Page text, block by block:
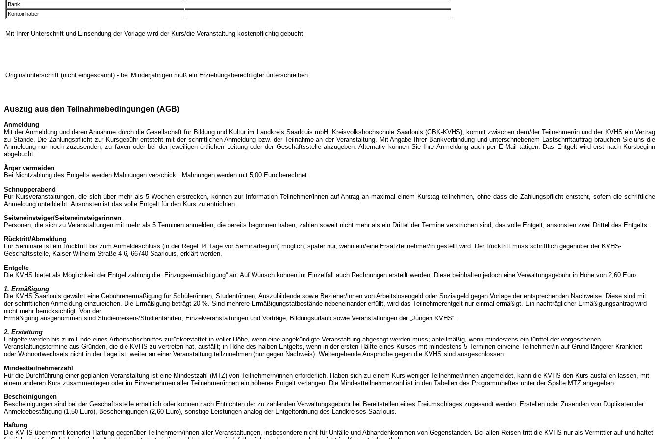
Bank
Kontoinhaber
Mit Ihrer Unterschrift und Einsendung der Vorlage wird der Kurs/die Veranstaltung kostenpflichtig gebucht.
Originalunterschrift (nicht eingescannt) - bei Minderjährigen muß ein Erziehungsberechtigter unterschreiben
Auszug aus den Teilnahmebedingungen (AGB)
Anmeldung
Mit der Anmeldung und deren Annahme durch die Gesellschaft für Bildung und Kultur im Landkreis Saarlouis mbH, Kreisvolkshochschule Saarlouis (GBK-KVHS), kommt zwischen dem/der Teilnehmer/in und der KVHS ein Vertrag
zu Stande. Die Zahlungspflicht zur Kursgebühr entsteht mit der schriftlichen Anmeldung bzw. der Teilnahme an der Veranstaltung. Mit Angabe Ihrer Bankverbindung und unterschriebenem Lastschriftauftrag brauchen Sie uns die
Anmeldung nur noch zuzusenden, zu faxen oder bei der jeweiligen örtlichen Leitung oder der Geschäftsstelle abzugeben. Alternativ können Sie Ihre Anmeldung auch per E-Mail tätigen. Das Entgelt wird erst nach Kursbeginn
abgebucht.
Ärger vermeiden
Bei Nichtzahlung des Entgelts werden Mahnungen verschickt. Mahnungen werden mit 5,00 Euro berechnet.
Schnupperabend
Für Kursveranstaltungen, die sich über mehr als 5 Wochen erstrecken, können zur Information Teilnehmer/innen auf Antrag an maximal einem Kurstag teilnehmen, ohne dass die Zahlungspflicht entsteht, sofern die schriftliche
Anmeldung unterbleibt. Ansonsten ist das volle Entgelt für den Kurs zu entrichten.
Seiteneinsteiger/Seiteneinsteigerinnen
Personen, die sich zu Veranstaltungen mit mehr als 5 Terminen anmelden, die bereits begonnen haben, zahlen soweit nicht mehr als ein Drittel der Termine verstrichen sind, das volle Entgelt, ansonsten zwei Drittel des Entgelts.
Rücktritt/Abmeldung
Für Seminare ist ein Rücktritt bis zum Anmeldeschluss (in der Regel 14 Tage vor Seminarbeginn) möglich, später nur, wenn ein/eine Ersatzteilnehmer/in gestellt wird. Der Rücktritt muss schriftlich gegenüber der KVHS-
Geschäftsstelle, Kaiser-Wilhelm-Straße 4-6, 66740 Saarlouis, erklärt werden.
Entgelte
Die KVHS bietet als Möglichkeit der Entgeltzahlung die „Einzugsermächtigung“ an. Auf Wunsch können im Einzelfall auch Rechnungen erstellt werden. Diese beinhalten jedoch eine Verwaltungsgebühr in Höhe von 2,60 Euro.
1. Ermäßigung
Die KVHS Saarlouis gewährt eine Gebührenermäßigung für Schüler/innen, Student/innen, Auszubildende sowie Bezieher/innen von Arbeitslosengeld oder Sozialgeld gegen Vorlage der entsprechenden Nachweise. Diese sind mit
der schriftlichen Anmeldung einzureichen. Die Ermäßigung beträgt 20 %. Sind mehrere Ermäßigungstatbestände nebeneinander erfüllt, wird das Teilnehmerentgelt nur einmal ermäßigt. Ein nachträglicher Ermäßigungsantrag wird
nicht mehr berücksichtigt. Von der
Ermäßigung ausgenommen sind Studienreisen-/Studienfahrten, Einzelveranstaltungen und Vorträge, Bildungsurlaub sowie Veranstaltungen der „Jungen KVHS“.
2. Erstattung
Entgelte werden bis zum Ende eines Arbeitsabschnittes zurückerstattet in voller Höhe, wenn eine angekündigte Veranstaltung abgesagt werden muss; anteilmäßig, wenn mindestens ein fünftel der vorgesehenen
Veranstaltungstermine aus Gründen, die die KVHS zu vertreten hat, ausfällt; in Höhe des halben Entgelts, wenn in der ersten Hälfte eines Kurses mit mindestens 5 Terminen ein/eine Teilnehmer/in auf Grund längerer Krankheit
oder Wohnortwechsels nicht in der Lage ist, weiter an einer Veranstaltung teilzunehmen (nur gegen Nachweis). Weitergehende Ansprüche gegen die KVHS sind ausgeschlossen.
Mindestteilnehmerzahl
Für die Durchführung einer geplanten Veranstaltung ist eine Mindestzahl (MTZ) von Teilnehmern/innen erforderlich. Haben sich zu einem Kurs weniger Teilnehmer/innen angemeldet, kann die KVHS den Kurs ausfallen lassen, mit
einem anderen Kurs zusammenlegen oder im Einvernehmen aller Teilnehmer/innen ein höheres Entgelt verlangen. Die Mindestteilnehmerzahl ist in den Tabellen des Programmheftes unter der Spalte MTZ angegeben.
Bescheinigungen
Bescheinigungen sind bei der Geschäftsstelle erhältlich oder können nach Entrichten der zu zahlenden Verwaltungsgebühr bei Bereitstellen eines Freiumschlages zugesandt werden. Erstellen oder Zusenden von Duplikaten der
Anmeldebestätigung (1,50 Euro), Bescheinigungen (2,60 Euro), sonstige Leistungen analog der Entgeltordnung des Landkreises Saarlouis.
Haftung
Die KVHS übernimmt keinerlei Haftung gegenüber Teilnehmern/innen aller Veranstaltungen, insbesondere nicht für Unfälle und Abhandenkommen von Gegenständen. Bei allen Reisen tritt die KVHS nur als Vermittler auf und haftet